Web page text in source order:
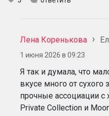
Лена Коренькова
1 июня 2026 в 09:23
Я так и думала, что
вкусе много от
прочные ассоциации с
Private Collection и